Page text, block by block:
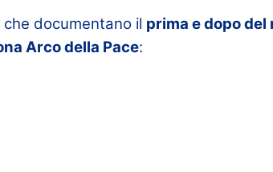
documentano il prima e dopo
Arco della Pace: